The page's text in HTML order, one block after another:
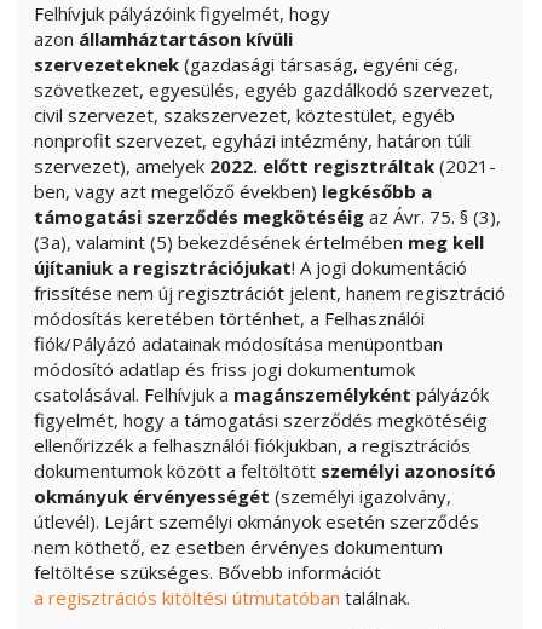
Felhívjuk pályázóink figyelmét, hogy
azon államháztartáson kívüli
szervezeteknek (gazdasági társaság, egyéni cég,
szövetkezet, egyesülés, egyéb gazdálkodó szervezet,
civil szervezet, szakszervezet, köztestület, egyéb
nonprofit szervezet, egyházi intézmény, határon túli
szervezet), amelyek 2022. előtt regisztráltak (2021-
ben, vagy azt megelőző években) legkésőbb a
támogatási szerződés megkötéséig az Ávr. 75. § (3),
(3a), valamint (5) bekezdésének értelmében meg kell
újítaniuk a regisztrációjukat! A jogi dokumentáció
frissítése nem új regisztrációt jelent, hanem regisztráció
módosítás keretében történhet, a Felhasználói
fiók/Pályázó adatainak módosítása menüpontban
módosító adatlap és friss jogi dokumentumok
csatolásával. Felhívjuk a magánszemélyként pályázók
figyelmét, hogy a támogatási szerződés megkötéséig
ellenőrizzék a felhasználói fiókjukban, a regisztrációs
dokumentumok között a feltöltött személyi azonosító
okmányuk érvényességét (személyi igazolvány,
útlevél). Lejárt személyi okmányok esetén szerződés
nem köthető, ez esetben érvényes dokumentum
feltöltése szükséges. Bővebb információt
a regisztrációs kitöltési útmutatóban találnak.